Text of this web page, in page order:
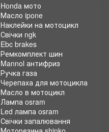
Honda мото
Масло ipone
Наклейки на мотоцикл
Свічки ngk
Ebc brakes
Ремкомплект шин
Mannol антифриз
Ручка газа
Черепаха для мотоцикла
Масло в мотоцикл
Лампа osram
Led лампа osram
Свічки запалювання